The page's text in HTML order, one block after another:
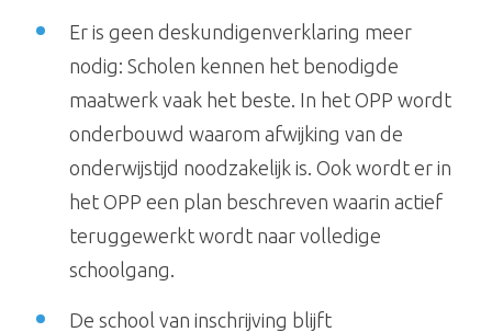
Er is geen deskundigenverklaring meer
nodig: Scholen kennen het benodigde
maatwerk vaak het beste. In het OPP wordt
onderbouwd waarom afwijking van de
onderwijstijd noodzakelijk is. Ook wordt er in
het OPP een plan beschreven waarin actief
teruggewerkt wordt naar volledige
schoolgang.
De school van inschrijving blijft